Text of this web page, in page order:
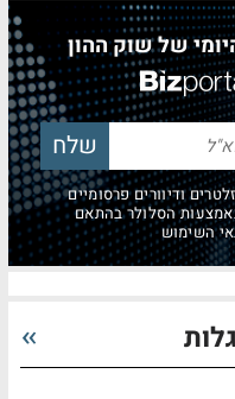
של שוק ההון
ודיוורים פרסומיים
הסלולר בהתאם